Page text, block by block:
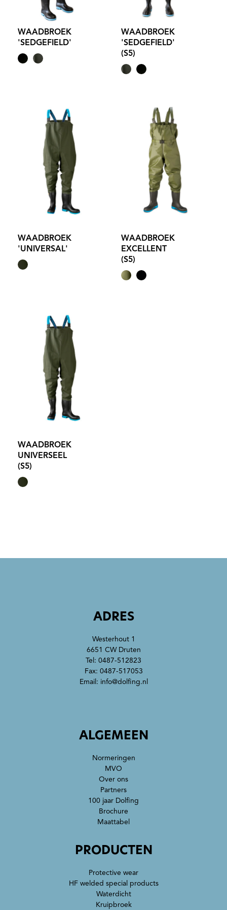
WAADBROEK
'SEDGEFIELD'
WAADBROEK
'SEDGEFIELD'
(S5)
WAADBROEK
'UNIVERSAL'
WAADBROEK
EXCELLENT
(S5)
WAADBROEK
UNIVERSEEL
(S5)
ADRES
Westerhout 1
6651 CW Druten
Tel: 0487-512823
Fax: 0487-517053
Email: info@dolfing.nl
ALGEMEEN
Normeringen
MVO
Over ons
Partners
100 jaar Dolfing
Brochure
Maattabel
PRODUCTEN
Protective wear
HF welded special products
Waterdicht
Kruipbroek